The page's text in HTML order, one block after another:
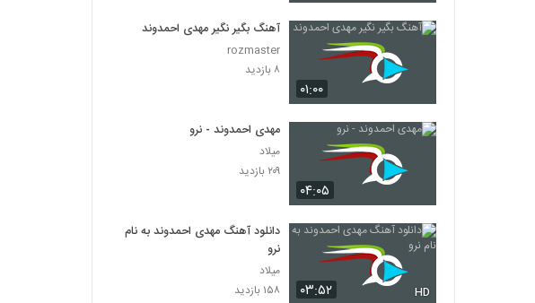
۰۱:۰۰
آهنگ بگیر نگیر مهدی احمدوند
rozmaster
۸ بازدید
۰۴:۰۵
مهدی احمدوند - نرو
میلاد
۲۰۹ بازدید
۰۳:۵۲ HD
دانلود آهنگ مهدی احمدوند به نام
نرو
میلاد
۱۵۸ بازدید